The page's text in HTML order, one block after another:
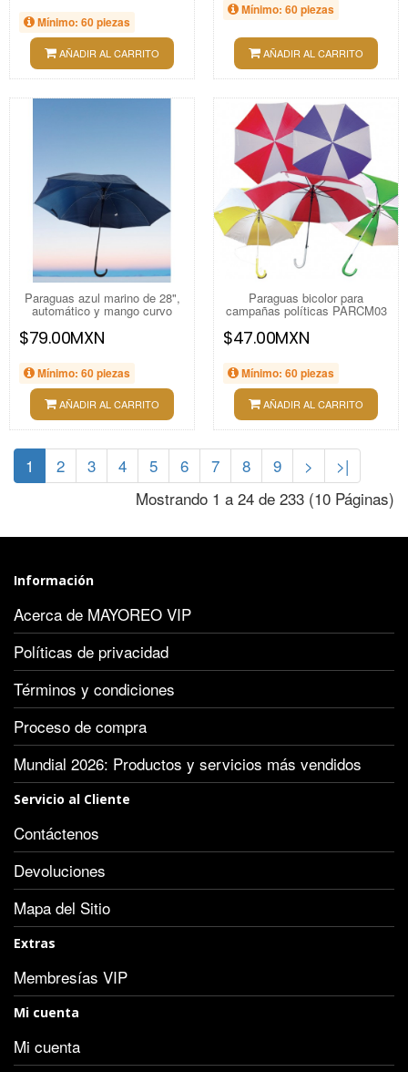
Mínimo: 60 piezas
AÑADIR AL CARRITO
Mínimo: 60 piezas
AÑADIR AL CARRITO
Paraguas azul marino de 28",
automático y mango curvo
$79.00MXN
Mínimo: 60 piezas
AÑADIR AL CARRITO
Paraguas bicolor para
campañas políticas PARCM03
$47.00MXN
Mínimo: 60 piezas
AÑADIR AL CARRITO
1 2 3 4 5 6 7 8 9 >
>|
Mostrando 1 a 24 de 233 (10 Páginas)
Información
Acerca de MAYOREO VIP
Políticas de privacidad
Términos y condiciones
Proceso de compra
Mundial 2026: Productos y servicios más vendidos
Servicio al Cliente
Contáctenos
Devoluciones
Mapa del Sitio
Extras
Membresías VIP
Mi cuenta
Mi cuenta